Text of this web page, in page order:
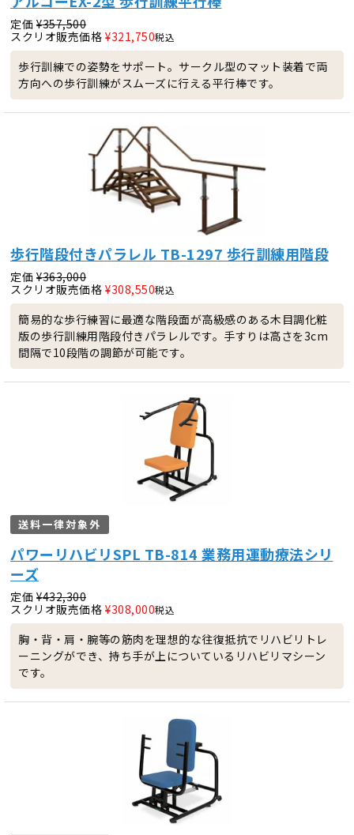
定価 ¥357,500
スクリオ販売価格 ¥321,750税込
歩行訓練での姿勢をサポート。サークル型のマット装着で両
方向への歩行訓練がスムーズに行える平行棒です。
歩行階段付きパラレル TB-1297 歩行訓練用階段
定価 ¥363,000
スクリオ販売価格 ¥308,550税込
簡易的な歩行練習に最適な階段面が高級感のある木目調化粧
版の歩行訓練用階段付きパラレルです。手すりは高さを3cm
間隔で10段階の調節が可能です。
送料一律対象外
パワーリハビリSPL TB-814 業務用運動療法シリ
ーズ
定価 ¥432,300
スクリオ販売価格 ¥308,000税込
胸・背・肩・腕等の筋肉を理想的な往復抵抗でリハビリトレ
ーニングができ、持ち手が上についているリハビリマシーン
です。